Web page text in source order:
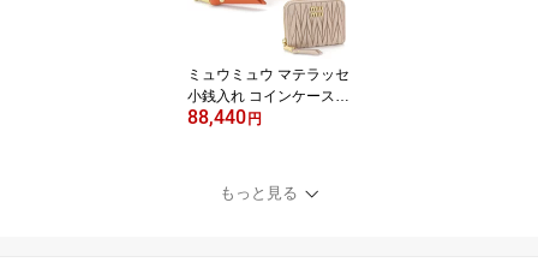
品】
ミュウミュウ マテラッセ
小銭入れ コインケース
レディース ラウンドファ
5MM268 MATELASSE
【並行輸入品】
88,440円
もっと見る